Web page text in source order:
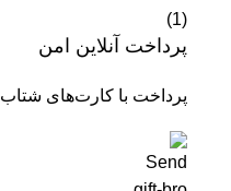
پرداخت آنلاین امن
پرداخت با کارت‌های شتاب